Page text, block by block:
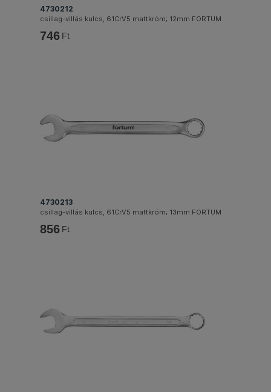
4730212
csillag-villás kulcs, 61CrV5 mattkróm; 12mm FORTUM
746 Ft
4730213
csillag-villás kulcs, 61CrV5 mattkróm; 13mm FORTUM
856 Ft